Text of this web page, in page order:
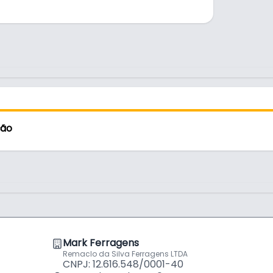
Cabideiro
Mark Ferragens
Remaclo da Silva Ferragens LTDA
CNPJ: 12.616.548/0001-40